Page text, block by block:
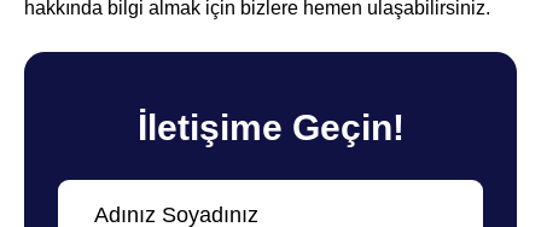
hakkında bilgi almak için bizlere hemen ulaşabilirsiniz.
İletişime Geçin!